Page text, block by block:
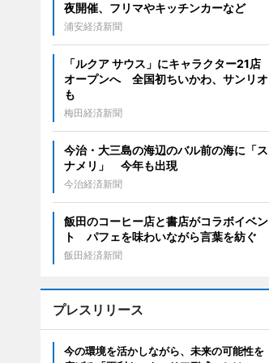
夜開催、フリマやキッチンカーなど
浦安経済新聞
「ルクア サウス」にキャラクター21店
オープンへ 全国初ちいかわ、サンリオ
も
梅田経済新聞
今治・大三島の海辺のバル前の海に「ス
ナメリ」 今年も出現
今治経済新聞
飯田のコーヒー店と書店がコラボイベン
ト パフェを味わいながら言葉を紡ぐ
飯田経済新聞
プレスリリース
今の環境を活かしながら、未来の可能性を